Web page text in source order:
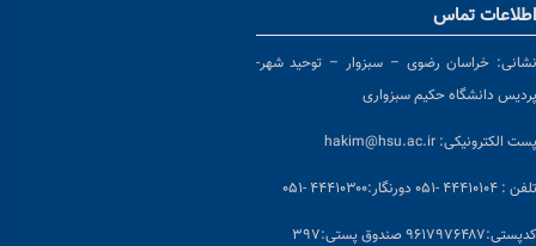
اطلاعات تماس
نشانی: خراسان رضوی – سبزوار – توحید شهر-
پردیس دانشگاه حکیم سبزواری
پست الکترونیکی: hakim@hsu.ac.ir
تلفن : ۴۴۴۱۰۱۰۴ -۰۵۱ دورنگار:۴۴۴۱۰۳۰۰ -۰۵۱
کدپستی:۹۶۱۷۹۷۶۴۸۷ صندوق پستی:۳۹۷